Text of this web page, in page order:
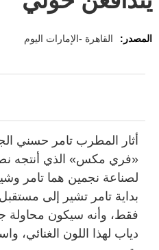
المصدر: القاهرة -الإمارات اليوم
أثار المطرب تامر حسني
«فري مكس» الذي أنتجه
لصناعة نجمين هما تامر
بداية تامر تشير إلى مستقبل
فقط، وأنه سيكون محاولة
دياب لهذا اللون الغنائي،